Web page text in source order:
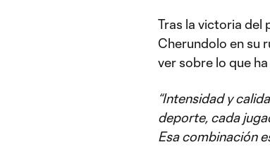
Tras la victoria del
Cherundolo en su
ver sobre lo que
“Intensidad y
deporte, cada
Esa combinación